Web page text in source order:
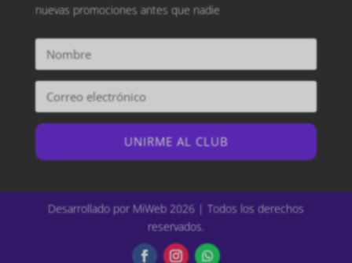
nuevas promociones antes que nadie
UNIRME AL CLUB
Desarrollado por MiWeb 2026 | Todos los derechos
reservados.